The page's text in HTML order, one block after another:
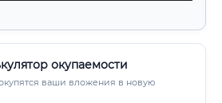
окупаемости
ваши вложения в новую